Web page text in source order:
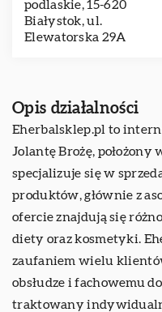
podlaskie, 15-620
Białystok, ul.
Elewatorska 29A
Opis działalności
Eherbalsklep.pl to
Jolantę Brożę,
specjalizuje się w
produktów, głównie z
ofercie znajdują się
diety oraz kosmetyki.
zaufaniem wielu
obsłudze i fachowemu
traktowany